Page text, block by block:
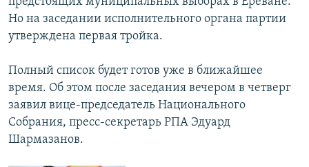
Но на заседании исполнительного органа партии
утверждена первая тройка.
Полный список будет готов уже в ближайшее
время. Об этом после заседания вечером в четверг
заявил вице-председатель Национального
Собрания, пресс-секретарь РПА Эдуард
Шармазанов.